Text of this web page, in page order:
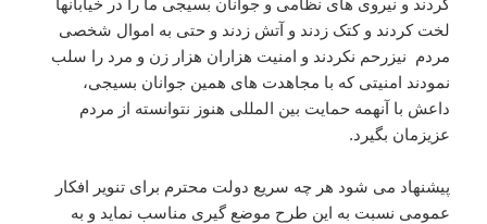
کردند و نیروی های نظامی و جوانان بسیجی ما را در خیابانها
لخت کردند و کتک زدند و آتش زدند و حتی به اموال شخصی
مردم نیزرحم نکردند و امنیت هزاران هزار زن و مرد را سلب
نمودند امنیتی که با مجاهدت های همین جوانان بسیجی،
داعش با آنهمه حمایت بین المللی هنوز نتوانسته از مردم
عزیزمان بگیرد.
پیشنهاد می شود هر چه سریع دولت محترم برای تنویر افکار
عمومی نسبت به این طرح موضع گیری مناسب نماید و به